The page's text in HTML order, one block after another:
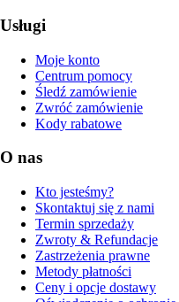
Usługi
Moje konto
Centrum pomocy
Śledź zamówienie
Zwróć zamówienie
Kody rabatowe
O nas
Kto jesteśmy?
Skontaktuj się z nami
Termin sprzedaży
Zwroty & Refundacje
Zastrzeżenia prawne
Metody płatności
Ceny i opcje dostawy